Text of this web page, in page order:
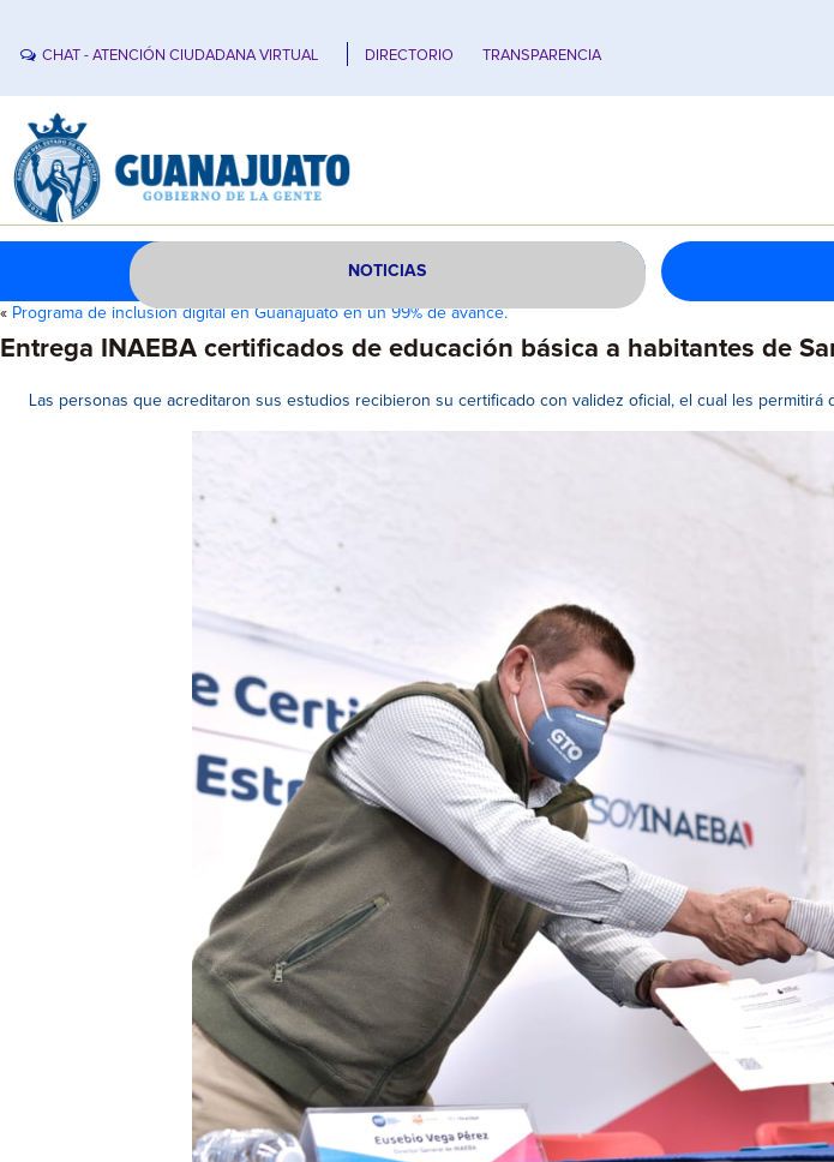
CHAT - ATENCIÓN CIUDADANA VIRTUAL DIRECTORIO TRANSPARENCIA
NOTICIAS
« Programa de inclusión digital en Guanajuato en un 99% de avance.
Entrega INAEBA certificados de educación básica a habitantes de
Las personas que acreditaron sus estudios recibieron su certificado con validez oficial, el cual les permitirá